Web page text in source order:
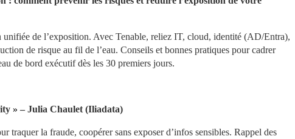
de l’exposition. Avec Tenable, reliez IT, cloud, identité (AD/Entra),
de risque au fil de l’eau. Conseils et bonnes pratiques pour cadrer
de bord exécutif dès les 30 premiers jours.
» – Julia Chaulet (Iliadata)
traquer la fraude, coopérer sans exposer d’infos sensibles. Rappel des